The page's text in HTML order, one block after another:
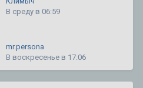
В среду в 06:59
mr.persona
В воскресенье в 17:06